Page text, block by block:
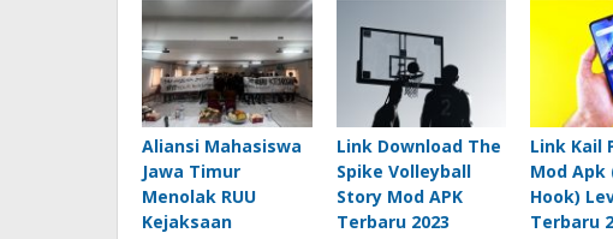
Aliansi Mahasiswa
Jawa Timur
Menolak RUU
Kejaksaan
Link Download The
Spike Volleyball
Story Mod APK
Terbaru 2023
Link Kail
Mod Apk
Hook)
Terbaru